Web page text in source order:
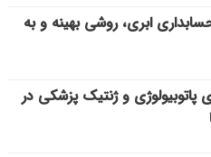
ابری، روشی بهینه و به
و ژنتیک پزشکی در